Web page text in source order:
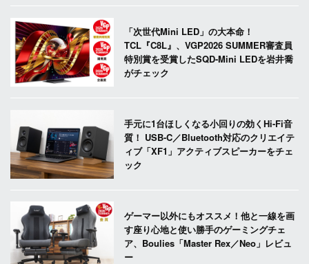
「次世代Mini LED」の大本命！
TCL『C8L』、VGP2026 SUMMER審査員
特別賞を受賞したSQD-Mini LEDを岩井喬
がチェック
手元に1台ほしくなる小回りの効くHi-Fi音
質！ USB-C／Bluetooth対応のクリエイテ
ィブ「XF1」アクティブスピーカーをチェ
ック
ゲーマー以外にもオススメ！他と一線を画
す座り心地と使い勝手のゲーミングチェ
ア、Boulies「Master Rex／Neo」レビュ
ー